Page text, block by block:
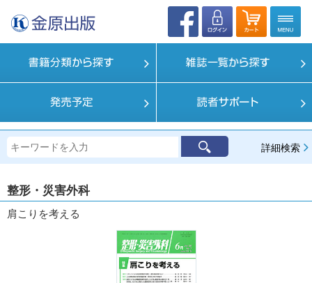
詳細検索
整形・災害外科
肩こりを考える